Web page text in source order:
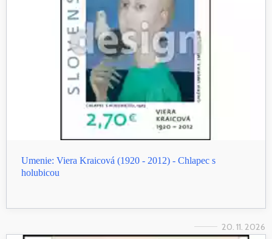
Umenie: Viera Kraicová (1920 - 2012) - Chlapec s
holubicou
20. 11. 2026